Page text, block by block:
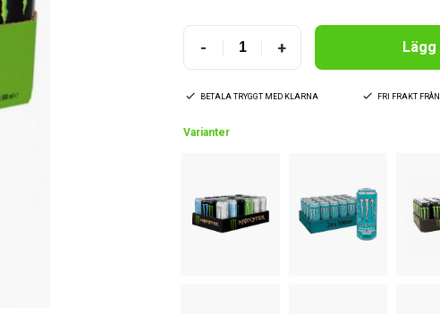
- +
BETALA TRYGGT MED KLARNA FRI FRAKT
Varianter